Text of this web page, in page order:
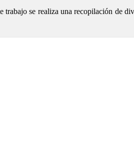
trabajo se realiza una recopilación de